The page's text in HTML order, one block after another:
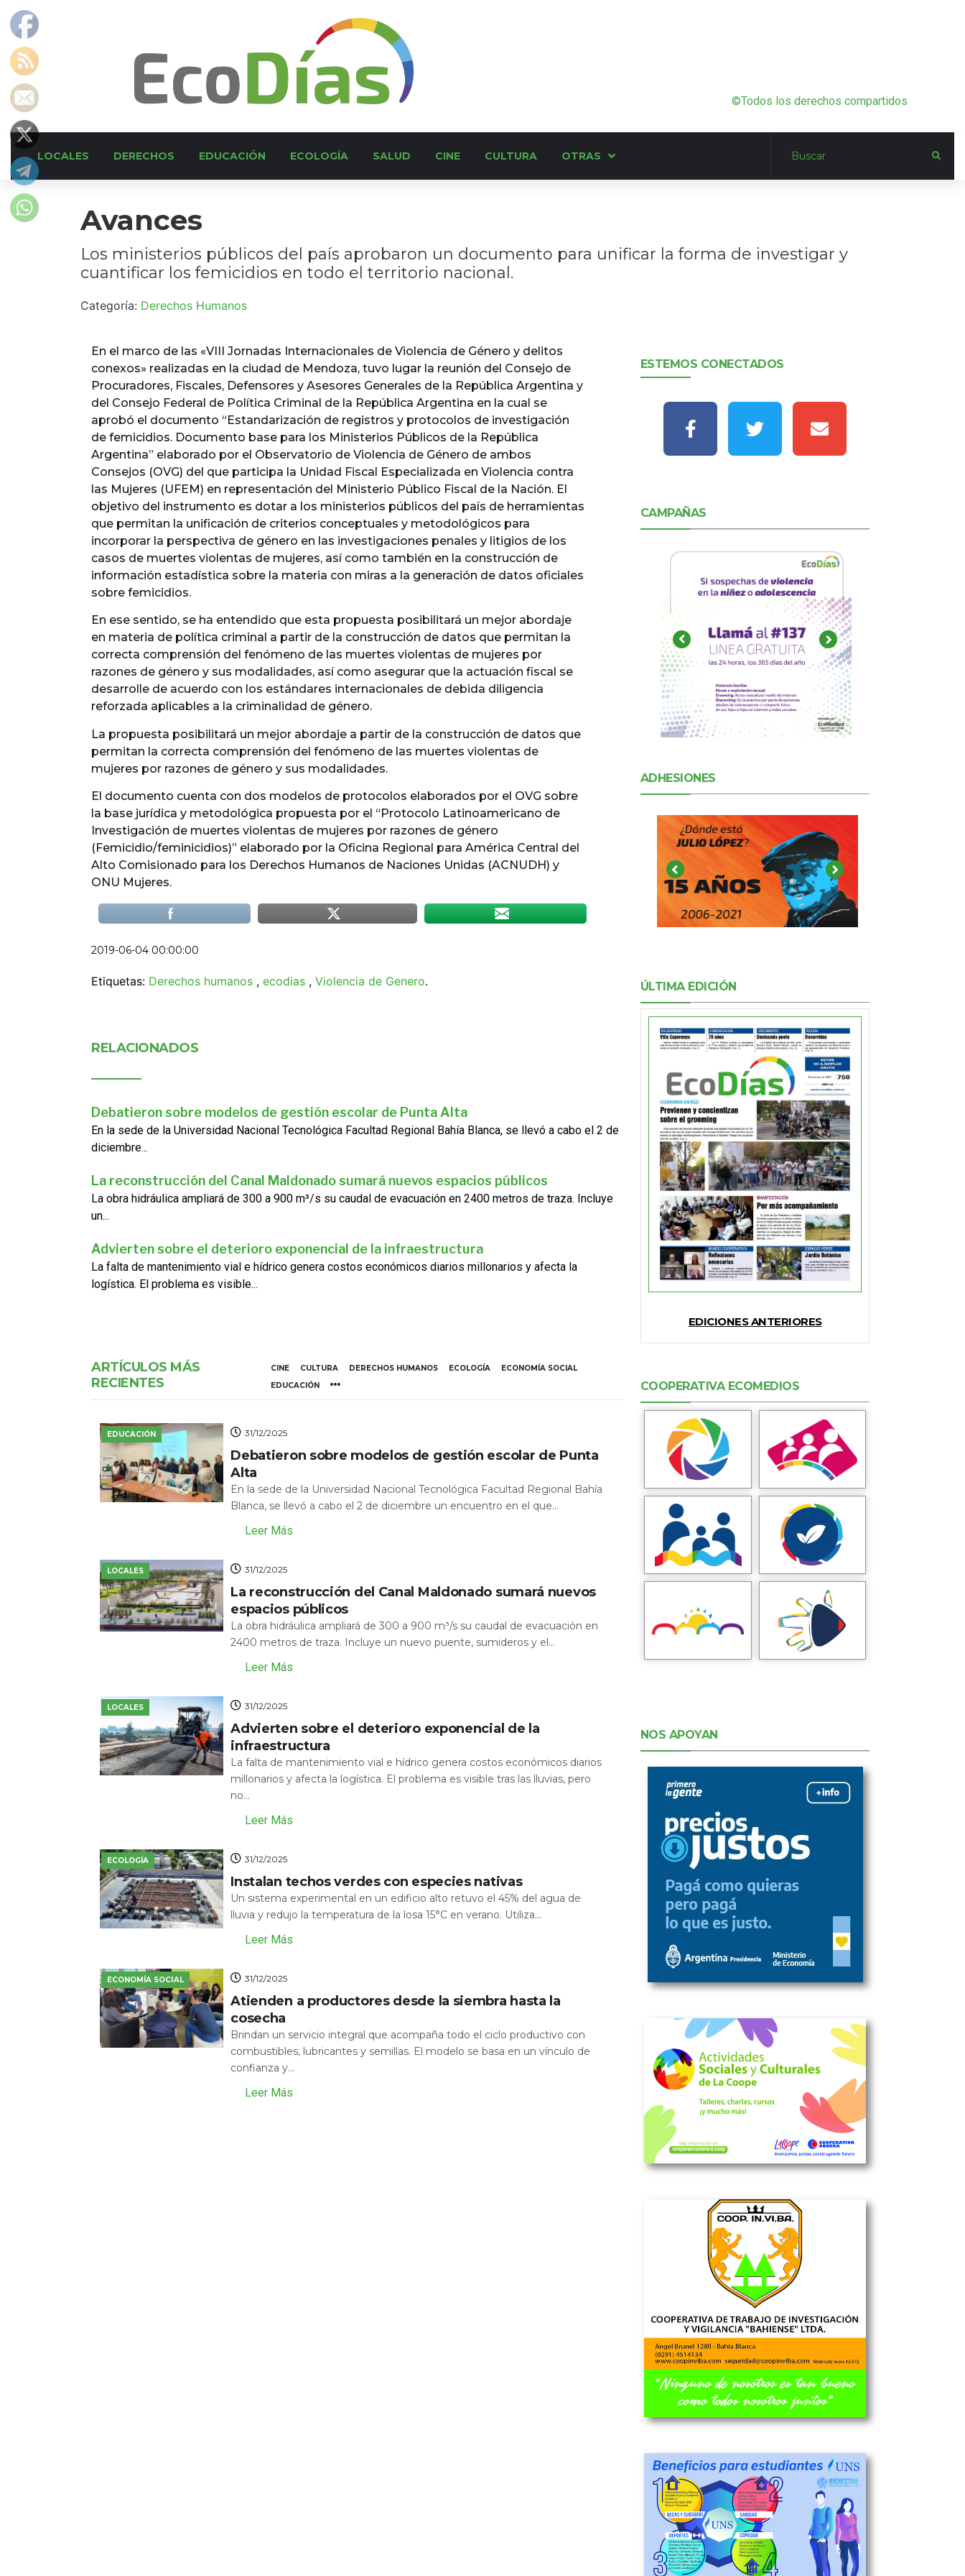
©Todos los derechos compartidos
LOCALES DERECHOS EDUCACIÓN ECOLOGÍA SALUD CINE CULTURA OTRAS
Avances
Los ministerios públicos del país aprobaron un documento para unificar la forma de investigar y
cuantificar los femicidios en todo el territorio nacional.
Categoría: Derechos Humanos
En el marco de las «VIII Jornadas Internacionales de Violencia de Género y delitos
conexos» realizadas en la ciudad de Mendoza, tuvo lugar la reunión del Consejo de
Procuradores, Fiscales, Defensores y Asesores Generales de la República Argentina y
del Consejo Federal de Política Criminal de la República Argentina en la cual se
aprobó el documento “Estandarización de registros y protocolos de investigación
de femicidios. Documento base para los Ministerios Públicos de la República
Argentina” elaborado por el Observatorio de Violencia de Género de ambos
Consejos (OVG) del que participa la Unidad Fiscal Especializada en Violencia contra
las Mujeres (UFEM) en representación del Ministerio Público Fiscal de la Nación. El
objetivo del instrumento es dotar a los ministerios públicos del país de herramientas
que permitan la unificación de criterios conceptuales y metodológicos para
incorporar la perspectiva de género en las investigaciones penales y litigios de los
casos de muertes violentas de mujeres, así como también en la construcción de
información estadística sobre la materia con miras a la generación de datos oficiales
sobre femicidios.
En ese sentido, se ha entendido que esta propuesta posibilitará un mejor abordaje
en materia de política criminal a partir de la construcción de datos que permitan la
correcta comprensión del fenómeno de las muertes violentas de mujeres por
razones de género y sus modalidades, así como asegurar que la actuación fiscal se
desarrolle de acuerdo con los estándares internacionales de debida diligencia
reforzada aplicables a la criminalidad de género.
La propuesta posibilitará un mejor abordaje a partir de la construcción de datos que
permitan la correcta comprensión del fenómeno de las muertes violentas de
mujeres por razones de género y sus modalidades.
El documento cuenta con dos modelos de protocolos elaborados por el OVG sobre
la base jurídica y metodológica propuesta por el “Protocolo Latinoamericano de
Investigación de muertes violentas de mujeres por razones de género
(Femicidio/feminicidios)” elaborado por la Oficina Regional para América Central del
Alto Comisionado para los Derechos Humanos de Naciones Unidas (ACNUDH) y
ONU Mujeres.
2019-06-04 00:00:00
Etiquetas: Derechos humanos , ecodias , Violencia de Genero.
RELACIONADOS
Debatieron sobre modelos de gestión escolar de Punta Alta
En la sede de la Universidad Nacional Tecnológica Facultad Regional Bahía Blanca, se llevó a cabo el 2 de
diciembre...
La reconstrucción del Canal Maldonado sumará nuevos espacios públicos
La obra hidráulica ampliará de 300 a 900 m³/s su caudal de evacuación en 2400 metros de traza. Incluye
un...
Advierten sobre el deterioro exponencial de la infraestructura
La falta de mantenimiento vial e hídrico genera costos económicos diarios millonarios y afecta la
logística. El problema es visible...
ARTÍCULOS MÁS
RECIENTES
CINE CULTURA DERECHOS HUMANOS ECOLOGÍA
ECONOMÍA SOCIAL
EDUCACIÓN
EDUCACIÓN 31/12/2025
Debatieron sobre modelos de gestión escolar de Punta
Alta
En la sede de la Universidad Nacional Tecnológica Facultad Regional Bahía
Blanca, se llevó a cabo el 2 de diciembre un encuentro en el que...
Leer Más
LOCALES 31/12/2025
La reconstrucción del Canal Maldonado sumará nuevos
espacios públicos
La obra hidráulica ampliará de 300 a 900 m³/s su caudal de evacuación en
2400 metros de traza. Incluye un nuevo puente, sumideros y el...
Leer Más
LOCALES 31/12/2025
Advierten sobre el deterioro exponencial de la
infraestructura
La falta de mantenimiento vial e hídrico genera costos económicos diarios
millonarios y afecta la logística. El problema es visible tras las lluvias, pero
no...
Leer Más
ECOLOGÍA 31/12/2025
Instalan techos verdes con especies nativas
Un sistema experimental en un edificio alto retuvo el 45% del agua de
lluvia y redujo la temperatura de la losa 15°C en verano. Utiliza...
Leer Más
ECONOMÍA SOCIAL 31/12/2025
Atienden a productores desde la siembra hasta la
cosecha
Brindan un servicio integral que acompaña todo el ciclo productivo con
combustibles, lubricantes y semillas. El modelo se basa en un vínculo de
confianza y...
Leer Más
ESTEMOS CONECTADOS
CAMPAÑAS
ADHESIONES
ÚLTIMA EDICIÓN
EDICIONES ANTERIORES
COOPERATIVA ECOMEDIOS
NOS APOYAN